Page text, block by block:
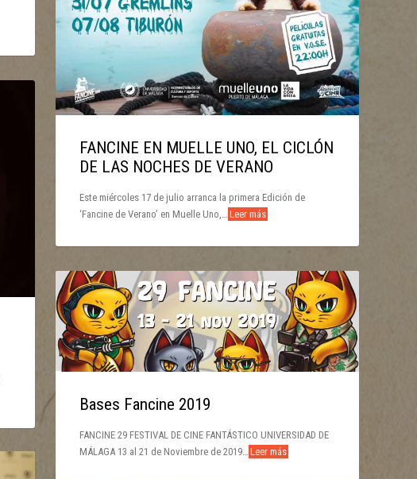
FANCINE EN MUELLE UNO, EL CICLÓN
DE LAS NOCHES DE VERANO
Este miércoles 17 de julio arranca la primera Edición de
‘Fancine de Verano’ en Muelle Uno,… Leer más
Bases Fancine 2019
FANCINE 29 FESTIVAL DE CINE FANTÁSTICO UNIVERSIDAD DE
MÁLAGA 13 al 21 de Noviembre de 2019…
Leer más